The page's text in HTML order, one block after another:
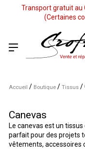
Transport gratuit au
(Certaines
Accueil / Boutique/ Tissus/
Canevas
Le canevas est un
parfait pour des projets
vêtements, accessoires